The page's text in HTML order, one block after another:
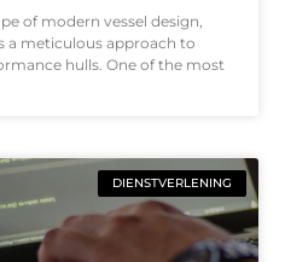
of modern vessel design,
a meticulous approach to
hulls. One of the most
DIENSTVERLENING